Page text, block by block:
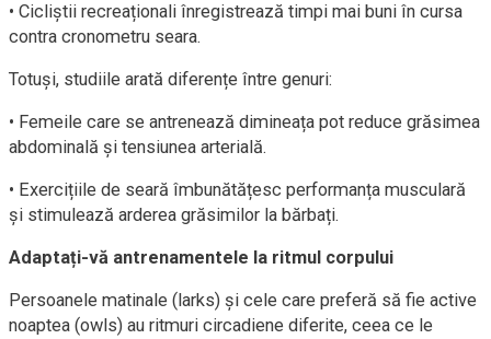
• Cicliștii recreaționali înregistrează timpi mai buni în cursa
contra cronometru seara.
Totuși, studiile arată diferențe între genuri:
• Femeile care se antrenează dimineața pot reduce grăsimea
abdominală și tensiunea arterială.
• Exercițiile de seară îmbunătățesc performanța musculară
și stimulează arderea grăsimilor la bărbați.
Adaptați-vă antrenamentele la ritmul corpului
Persoanele matinale (larks) și cele care preferă să fie active
noaptea (owls) au ritmuri circadiene diferite, ceea ce le